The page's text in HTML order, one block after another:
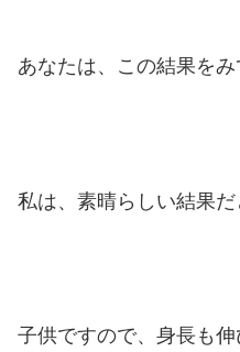
あなたは、この結果を
私は、素晴らしい結果だ
子供ですので、身長も